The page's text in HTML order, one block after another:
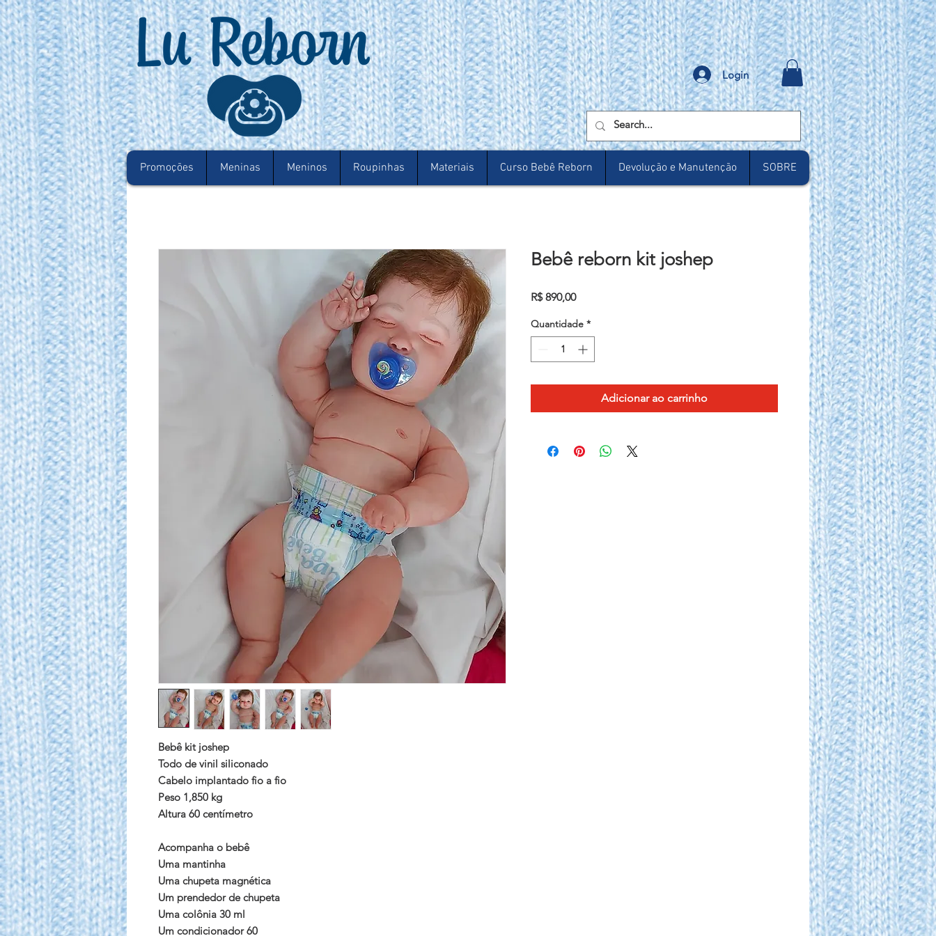
Login
Bebê kit joshep
Todo de vinil siliconado
Cabelo implantado fio a fio
Peso 1,850 kg
Altura 60 centímetro
Acompanha o bebê
Uma mantinha
Uma chupeta magnética
Um prendedor de chupeta
Uma colônia 30 ml
Um condicionador 60
Bebê reborn kit joshep
R$ 890,00Preço
Quantidade *
Adicionar ao carrinho
Promoções Meninas Meninos Roupinhas Materiais Curso Bebê Reborn Devolução e Manutenção SOBRE